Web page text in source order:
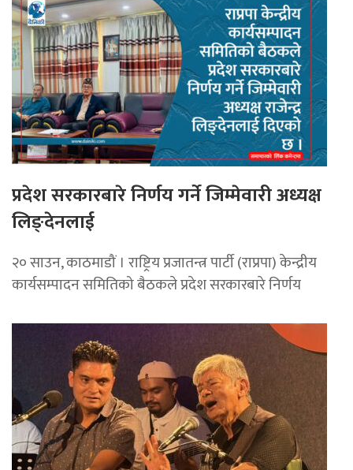
प्रदेश सरकारबारे निर्णय गर्ने जिम्मेवारी अध्यक्ष
लिङ्देनलाई
२० साउन, काठमाडौं । राष्ट्रिय प्रजातन्त्र पार्टी (राप्रपा) केन्द्रीय
कार्यसम्पादन समितिको बैठकले प्रदेश सरकारबारे निर्णय